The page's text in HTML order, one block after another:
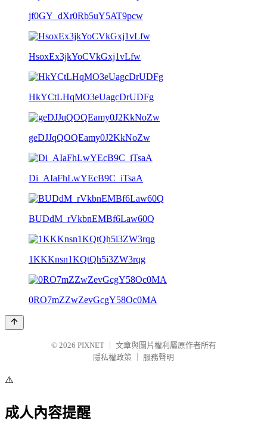
jf0GY_dXr0Rb5uY5AT9pcw
HsoxEx3jkYoCVkGxj1vLfw
HkYCtLHqMO3eUagcDrUDFg
geDJJqQOQEamy0J2KkNoZw
Di_AIaFhLwYEcB9C_iTsaA
BUDdM_rVkbnEMBf6Law60Q
1KKKnsn1KQtQh5i3ZW3rqg
0RO7mZZwZevGcgY58Oc0MA
© 2026 PIXNET
文章與圖片權利屬原作者所有
隱私權政策
服務聲明
⚠️
成人內容提醒